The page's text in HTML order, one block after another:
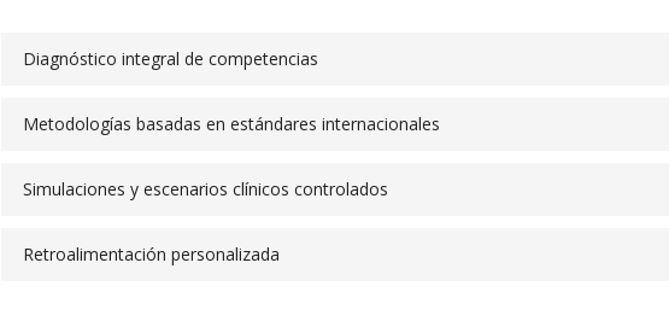
Diagnóstico integral de competencias
Metodologías basadas en estándares internacionales
Simulaciones y escenarios clínicos controlados
Retroalimentación personalizada